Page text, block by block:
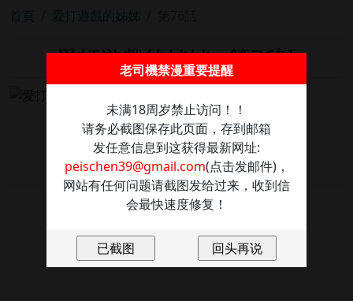
首頁 愛打遊戲的姊姊
愛打遊戲的姊姊 - 第76話
图片加载失败
点击重新加载
老司機禁漫重要提醒
未满18周岁禁止访问！！
请务必截图保存此页面，存到邮箱
发任意信息到这获得最新网址:
peischen39@gmail.com(点击发邮件)，
网站有任何问题请截图发给过来，收到信
会最快速度修复！